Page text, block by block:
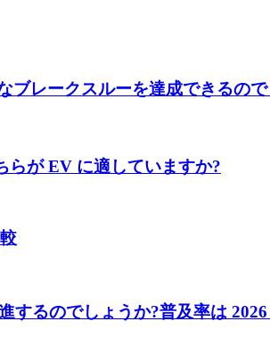
ブレークスルーを達成できるの
らが EV に適していますか?
るのでしょうか?普及率は